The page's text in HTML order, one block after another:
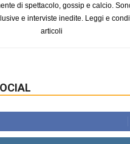
di spettacolo, gossip e calcio.
e interviste inedite. Leggi e
articoli